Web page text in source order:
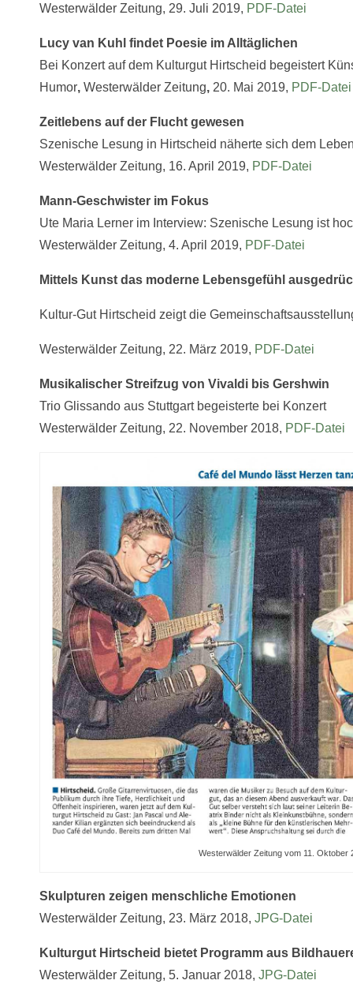
Westerwälder Zeitung, 29. Juli 2019, PDF-Datei
Lucy van Kuhl findet Poesie im Alltäglichen
Bei Konzert auf dem Kulturgut Hirtscheid begeistert
Humor, Westerwälder Zeitung, 20. Mai 2019, PDF-Datei
Zeitlebens auf der Flucht gewesen
Szenische Lesung in Hirtscheid näherte sich dem
Westerwälder Zeitung, 16. April 2019, PDF-Datei
Mann-Geschwister im Fokus
Ute Maria Lerner im Interview: Szenische Lesung ist
Westerwälder Zeitung, 4. April 2019, PDF-Datei
Mittels Kunst das moderne Lebensgefühl
Kultur-Gut Hirtscheid zeigt die
Westerwälder Zeitung, 22. März 2019, PDF-Datei
Musikalischer Streifzug von Vivaldi bis Gershwin
Trio Glissando aus Stuttgart begeisterte bei Konzert
Westerwälder Zeitung, 22. November 2018, PDF-Datei
Westerwälder Zeitung vom 11. Oktober
Skulpturen zeigen menschliche Emotionen
Westerwälder Zeitung, 23. März 2018, JPG-Datei
Kulturgut Hirtscheid bietet Programm aus
Westerwälder Zeitung, 5. Januar 2018, JPG-Datei